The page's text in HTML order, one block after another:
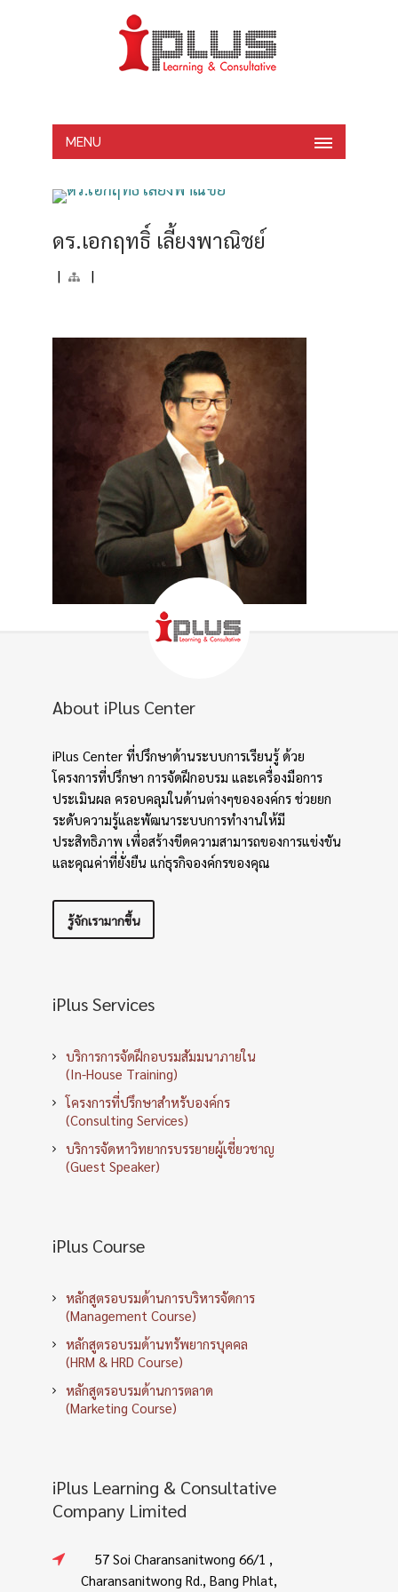
MENU
ดร.เอกฤทธิ์ เลี้ยงพาณิชย์
| |
About iPlus Center
iPlus Center ที่ปรึกษาด้านระบบการเรียนรู้ ด้วย
โครงการที่ปรึกษา การจัดฝึกอบรม และเครื่องมือการ
ประเมินผล ครอบคลุมในด้านต่างๆขององค์กร ช่วยยก
ระดับความรู้และพัฒนาระบบการทำงานให้มี
ประสิทธิภาพ เพื่อสร้างขีดความสามารถของการแข่งขัน
และคุณค่าที่ยั่งยืน แก่ธุรกิจองค์กรของคุณ
รู้จักเรามากขึ้น
iPlus Services
บริการการจัดฝึกอบรมสัมมนาภายใน
(In-House Training)
โครงการที่ปรึกษาสำหรับองค์กร
(Consulting Services)
บริการจัดหาวิทยากรบรรยายผู้เชี่ยวชาญ
(Guest Speaker)
iPlus Course
หลักสูตรอบรมด้านการบริหารจัดการ
(Management Course)
หลักสูตรอบรมด้านทรัพยากรบุคคล
(HRM & HRD Course)
หลักสูตรอบรมด้านการตลาด
(Marketing Course)
iPlus Learning & Consultative
Company Limited
57 Soi Charansanitwong 66/1 ,
Charansanitwong Rd., Bang Phlat,